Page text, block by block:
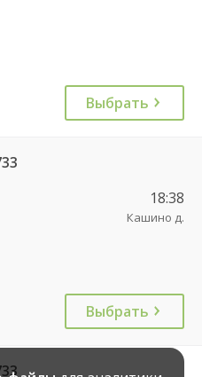
Выбрать
18:38
Кашино д.
Выбрать